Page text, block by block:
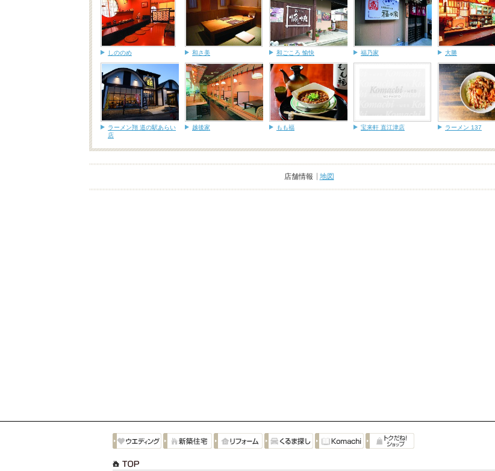
しののめ 和さ美 和ごころ 愉快 福乃家 大勝
ラーメン翔 道の駅あらい
店
越後家 もも福 宝来軒 直江津店 ラーメン 137
店舗情報 地図